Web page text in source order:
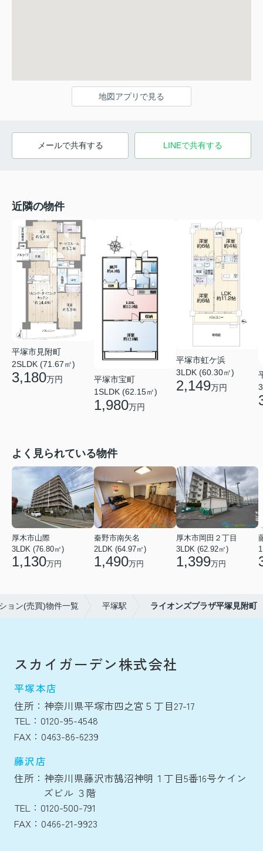
地図アプリで見る
メールで共有する LINEで共有する
近隣の物件
平塚市見附町
2SLDK (71.67㎡)
3,180万円
平塚市宝町
1SLDK (62.15㎡)
1,980万円
平塚市虹ケ浜
3LDK (60.30㎡)
2,149万円
よく見られている物件
厚木市山際
3LDK (76.80㎡)
1,130万円
秦野市南矢名
2LDK (64.97㎡)
1,490万円
厚木市岡田２丁目
3LDK (62.92㎡)
1,399万円
ョン(売買)物件一覧 平塚駅 ライオンズプラザ平塚見附町
スカイガーデン株式会社
平塚本店
住所：神奈川県平塚市四之宮５丁目27-17
TEL：0120-95-4548
FAX：0463-86-6239
藤沢店
住所：神奈川県藤沢市鵠沼神明１丁目5番16号ケイン
ズビル ３階
TEL：0120-500-791
FAX：0466-21-9923